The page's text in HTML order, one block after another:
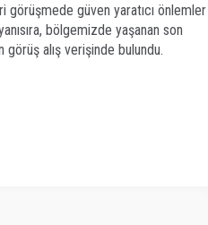
görüşmede güven yaratıcı önlemler
bölgemizde yaşanan son
alış verişinde bulundu.